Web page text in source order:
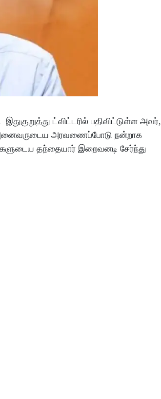
ட்விட்டரில் பதிவிட்டுள்ள அவர்,
அரவணைப்போடு நன்றாக
தந்தையார் இறைவனடி சேர்ந்து